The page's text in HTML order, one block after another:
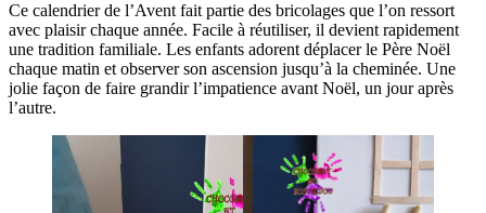
Ce calendrier de l’Avent fait partie des bricolages que l’on ressort
avec plaisir chaque année. Facile à réutiliser, il devient rapidement
une tradition familiale. Les enfants adorent déplacer le Père Noël
chaque matin et observer son ascension jusqu’à la cheminée. Une
jolie façon de faire grandir l’impatience avant Noël, un jour après
l’autre.